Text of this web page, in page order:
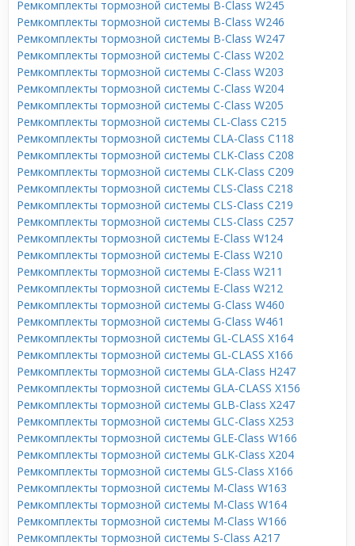
Ремкомплекты тормозной системы B-Class W245
Ремкомплекты тормозной системы B-Class W246
Ремкомплекты тормозной системы B-Class W247
Ремкомплекты тормозной системы C-Class W202
Ремкомплекты тормозной системы C-Class W203
Ремкомплекты тормозной системы C-Class W204
Ремкомплекты тормозной системы C-Class W205
Ремкомплекты тормозной системы CL-Class C215
Ремкомплекты тормозной системы CLA-Class C118
Ремкомплекты тормозной системы CLK-Class C208
Ремкомплекты тормозной системы CLK-Class C209
Ремкомплекты тормозной системы CLS-Class C218
Ремкомплекты тормозной системы CLS-Class C219
Ремкомплекты тормозной системы CLS-Class C257
Ремкомплекты тормозной системы E-Class W124
Ремкомплекты тормозной системы E-Class W210
Ремкомплекты тормозной системы E-Class W211
Ремкомплекты тормозной системы E-Class W212
Ремкомплекты тормозной системы G-Class W460
Ремкомплекты тормозной системы G-Class W461
Ремкомплекты тормозной системы GL-CLASS X164
Ремкомплекты тормозной системы GL-CLASS X166
Ремкомплекты тормозной системы GLA-Class H247
Ремкомплекты тормозной системы GLA-CLASS X156
Ремкомплекты тормозной системы GLB-Class X247
Ремкомплекты тормозной системы GLC-Class X253
Ремкомплекты тормозной системы GLE-Class W166
Ремкомплекты тормозной системы GLK-Class X204
Ремкомплекты тормозной системы GLS-Class X166
Ремкомплекты тормозной системы M-Class W163
Ремкомплекты тормозной системы M-Class W164
Ремкомплекты тормозной системы M-Class W166
Ремкомплекты тормозной системы S-Class A217